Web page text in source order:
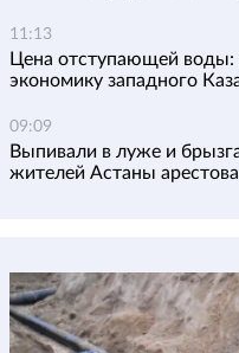
11:13
Цена отступающей воды:
экономику западного
09:09
Выпивали в луже и
жителей Астаны